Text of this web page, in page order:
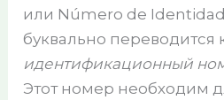
или Número de
буквально переводится
идентификационный
Этот номер необходим